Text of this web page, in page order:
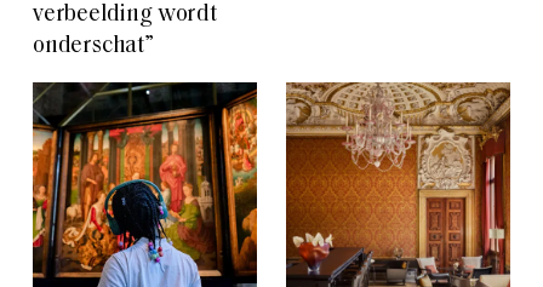
verbeelding wordt
onderschat”